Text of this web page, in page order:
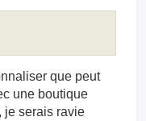
que peut
une boutique
je serais ravie